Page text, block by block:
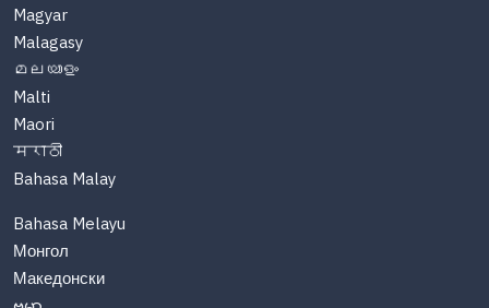
Magyar
Malagasy
മലയാളം
Malti
Maori
मराठी
Bahasa Malay
Bahasa Melayu
Монгол
Македонски